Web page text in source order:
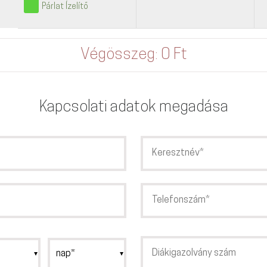
Párlat Ízelítő
Végösszeg: 0 Ft
Kapcsolati adatok megadása